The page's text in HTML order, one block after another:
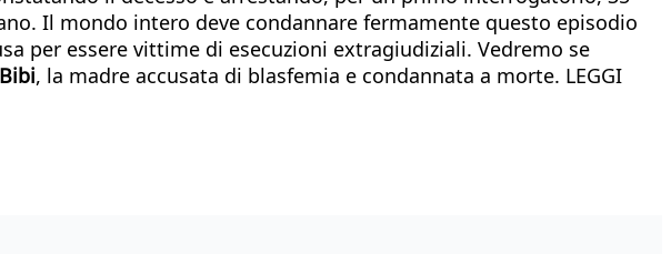
Il mondo intero deve condannare fermamente questo episodio
per essere vittime di esecuzioni extragiudiziali. Vedremo se
, la madre accusata di blasfemia e condannata a morte. LEGGI